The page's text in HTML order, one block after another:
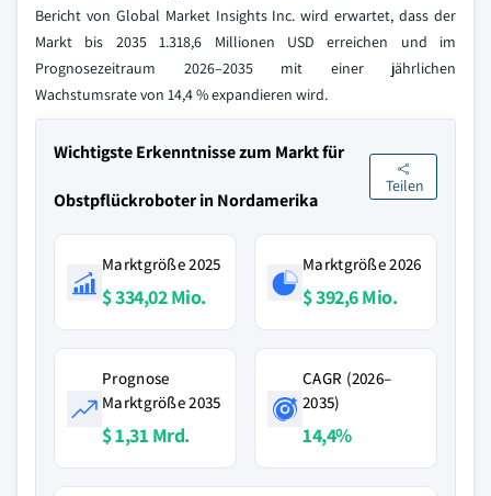
Bericht von Global Market Insights Inc. wird erwartet, dass der
Markt bis 2035 1.318,6 Millionen USD erreichen und im
Prognosezeitraum 2026–2035 mit einer jährlichen
Wachstumsrate von 14,4 % expandieren wird.
Wichtigste Erkenntnisse zum Markt für
Obstpflückroboter in Nordamerika
Teilen
Marktgröße 2025
$ 334,02 Mio.
Marktgröße 2026
$ 392,6 Mio.
Prognose
Marktgröße 2035
$ 1,31 Mrd.
CAGR (2026–
2035)
14,4%